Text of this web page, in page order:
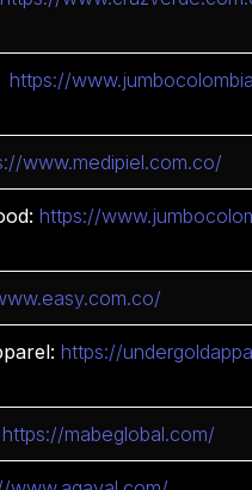
https://
www.medipiel.com.co/
https://
https://
https://mabeglobal.com/